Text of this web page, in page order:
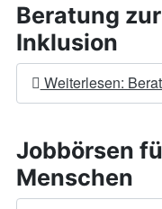
Beratung
Inklusion
Weiterlesen:
Jobbörsen
Menschen